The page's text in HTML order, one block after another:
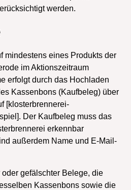
werden.
mindestens eines Produkts der
im Aktionszeitraum
erfolgt durch das Hochladen
Kassenbons (Kaufbeleg) über
[klosterbrennerei-
Der Kaufbeleg muss das
erkennbar
außerdem Name und E-Mail-
gefälschter Belege, die
Kassenbons sowie die